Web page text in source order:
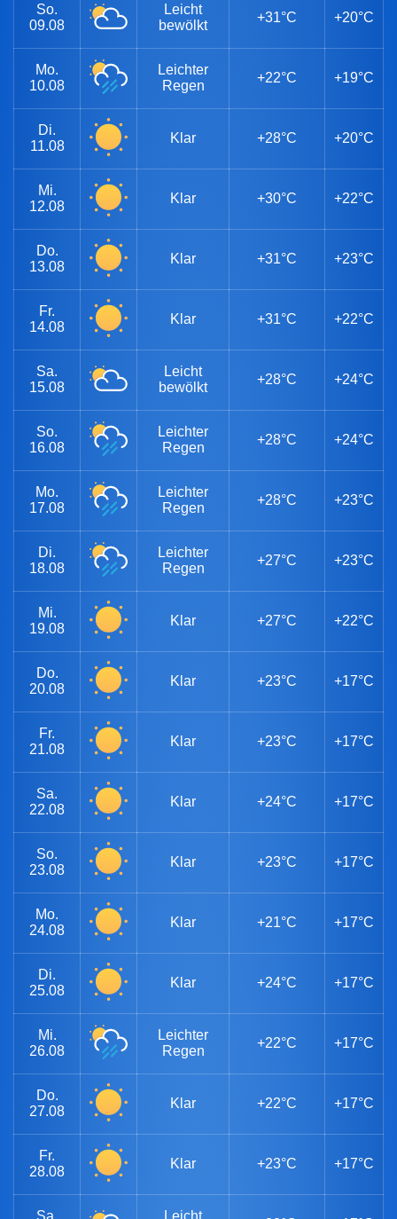
So.
09.08
Leicht
bewölkt
+31°C +20°C
Mo.
10.08
Leichter
Regen
+22°C +19°C
Di.
11.08
Klar +28°C +20°C
Mi.
12.08
Klar +30°C +22°C
Do.
13.08
Klar +31°C +23°C
Fr.
14.08
Klar +31°C +22°C
Sa.
15.08
Leicht
bewölkt
+28°C +24°C
So.
16.08
Leichter
Regen
+28°C +24°C
Mo.
17.08
Leichter
Regen
+28°C +23°C
Di.
18.08
Leichter
Regen
+27°C +23°C
Mi.
19.08
Klar +27°C +22°C
Do.
20.08
Klar +23°C +17°C
Fr.
21.08
Klar +23°C +17°C
Sa.
22.08
Klar +24°C +17°C
So.
23.08
Klar +23°C +17°C
Mo.
24.08
Klar +21°C +17°C
Di.
25.08
Klar +24°C +17°C
Mi.
26.08
Leichter
Regen
+22°C +17°C
Do.
27.08
Klar +22°C +17°C
Fr.
28.08
Klar +23°C +17°C
Sa.
Leicht